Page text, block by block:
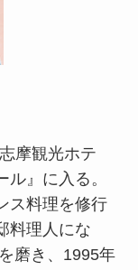
摩観光ホテ
』に入る。
ス料理を修行
料理人にな
磨き、1995年